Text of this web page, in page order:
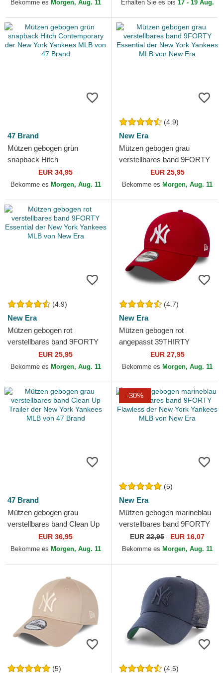
Bekomme es Morgen, Aug. 11 Erhalten Sie es bis 17 - 19 Aug.
47 Brand
Mützen gebogen grün
snapback Hitch
Contemporary der New York
Yankees MLB von 47 Brand
EUR 34,95
Bekomme es Morgen, Aug. 11
(4.9)
New Era
Mützen gebogen grau
verstellbares band 9FORTY
Essential der New York
Yankees MLB von New Era
EUR 25,95
Bekomme es Morgen, Aug. 11
(4.9)
New Era
Mützen gebogen rot
verstellbares band 9FORTY
Essential der New York
Yankees MLB von New Era
EUR 25,95
Bekomme es Morgen, Aug. 11
(4.7)
New Era
Mützen gebogen rot
angepasst 39THIRTY
Classic der New York
Yankees MLB von New Era
EUR 27,95
Bekomme es Morgen, Aug. 11
47 Brand
Mützen gebogen grau
verstellbares band Clean Up
Trailer der New York
Yankees MLB von 47 Brand
EUR 36,95
Bekomme es Morgen, Aug. 11
-30%
(5)
New Era
Mützen gebogen marineblau
verstellbares band 9FORTY
Flawless der New York
Yankees MLB von New Era
EUR 22,95 EUR 16,07
Bekomme es Morgen, Aug. 11
(5) (4.5)